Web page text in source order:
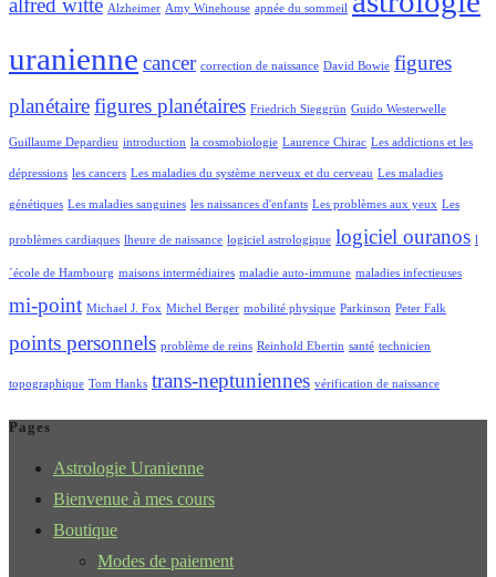
alfred witte Alzheimer Amy Winehouse apnée du sommeil
uranienne cancer correction de naissance David Bowie figures
planétairefigures planétaires Friedrich Sieggrün Guido Westerwelle
Guillaume Depardieu introduction la cosmobiologie Laurence Chirac Les addictions et les
dépressions les cancers Les maladies du système nerveux et du cerveau Les maladies
génétiques Les maladies sanguines les naissances d'enfants Les problèmes aux yeux Les
problèmes cardiaques lheure de naissance logiciel astrologique logiciel ouranos l
´école de Hambourg maisons intermédiaires maladie auto-immune maladies infectieuses
mi-point Michael J. Fox Michel Berger mobilité physique Parkinson Peter Falk
points personnels problème de reins Reinhold Ebertin santé technicien
topographique Tom Hanks trans-neptuniennes vérification de naissance
Pages
Astrologie Uranienne
Bienvenue à mes cours
Boutique
Modes de paiement